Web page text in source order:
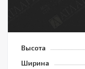
Высота
Ширина